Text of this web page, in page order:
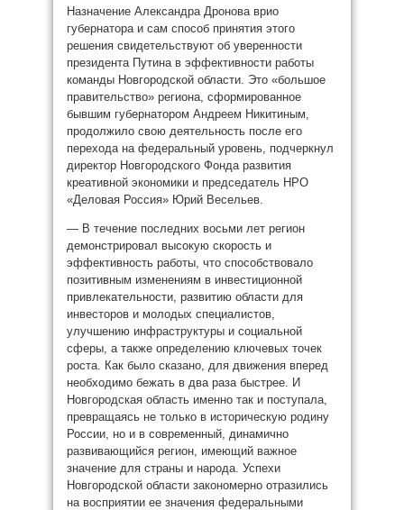
Назначение Александра Дронова врио
губернатора и сам способ принятия этого
решения свидетельствуют об уверенности
президента Путина в эффективности работы
команды Новгородской области. Это «большое
правительство» региона, сформированное
бывшим губернатором Андреем Никитиным,
продолжило свою деятельность после его
перехода на федеральный уровень, подчеркнул
директор Новгородского Фонда развития
креативной экономики и председатель НРО
«Деловая Россия» Юрий Весельев.
— В течение последних восьми лет регион
демонстрировал высокую скорость и
эффективность работы, что способствовало
позитивным изменениям в инвестиционной
привлекательности, развитию области для
инвесторов и молодых специалистов,
улучшению инфраструктуры и социальной
сферы, а также определению ключевых точек
роста. Как было сказано, для движения вперед
необходимо бежать в два раза быстрее. И
Новгородская область именно так и поступала,
превращаясь не только в историческую родину
России, но и в современный, динамично
развивающийся регион, имеющий важное
значение для страны и народа. Успехи
Новгородской области закономерно отразились
на восприятии ее значения федеральными